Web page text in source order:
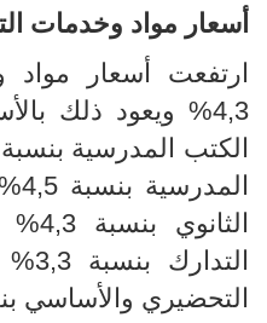
أسعار مواد وخدمات
ارتفعت أسعار مواد
4,3% ويعود ذلك
المدرسية بنسبة 4,5%
الثانوي بنسبة 4,3%
التدارك بنسبة 3,3%
التحضيري والأساسي بنسبة